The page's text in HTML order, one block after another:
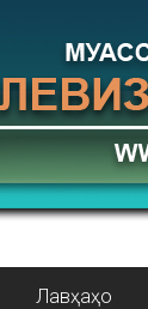
Лавҳаҳо